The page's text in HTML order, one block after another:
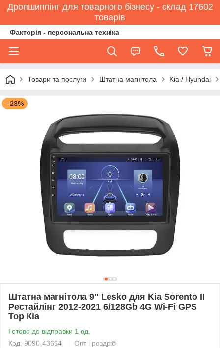
Дропшиппінг для товарного бізнесу - склад 17602
товарів
Факторія - персональна техніка
Товари та послуги Штатна магнітола Kia / Hyundai
–23%
Штатна магнітола 9" Lesko для Kia Sorento II
Рестайлінг 2012-2021 6/128Gb 4G Wi-Fi GPS
Top Кіа
Готово до відправки 1 од.
Код: 9090-43664
Опт і роздріб